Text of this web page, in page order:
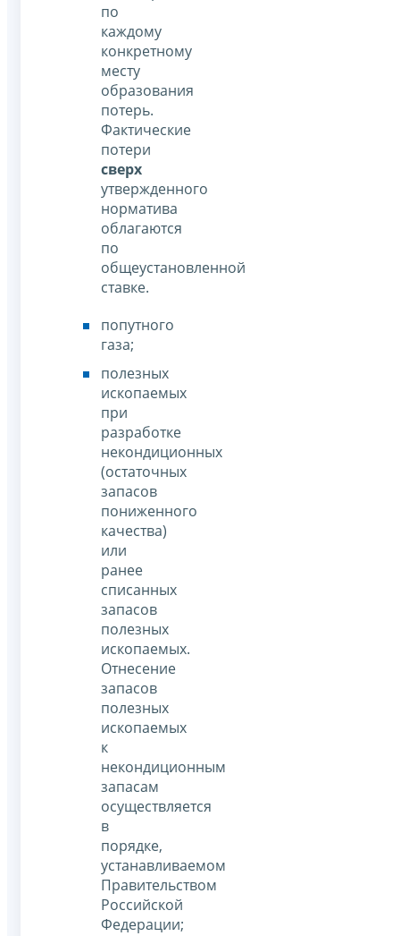
по
каждому
конкретному
месту
образования
потерь.
Фактические
потери
сверх
утвержденного
норматива
облагаются
по
общеустановленной
ставке.
попутного
газа;
полезных
ископаемых
при
разработке
некондиционных
(остаточных
запасов
пониженного
качества)
или
ранее
списанных
запасов
полезных
ископаемых.
Отнесение
запасов
полезных
ископаемых
к
некондиционным
запасам
осуществляется
в
порядке,
устанавливаемом
Правительством
Российской
Федерации;